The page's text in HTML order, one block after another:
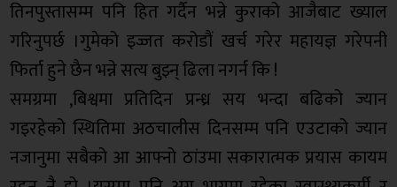
तिनपुस्तासम्म पनि हित गर्दैन भन्ने कुराको आजैबाट ख्याल
गरिनुपर्छ ।गुमेको इज्जत करोडौं खर्च गरेर महायज्ञ गरेपनी
फिर्ता हुने छैन भन्ने सत्य बुझ्न् ढिला नगर्न कि !
समग्रमा ,बिश्वमा प्रतिदिन प्रन्ध्र सय भन्दा बढिको ज्यान
गइरहेको स्थितिमा अठचालीस दिनसम्म पनि एउटाको ज्यान
नजानुमा सबैको आ आफ्नो ठांउमा सकारात्मक प्रयास कायम